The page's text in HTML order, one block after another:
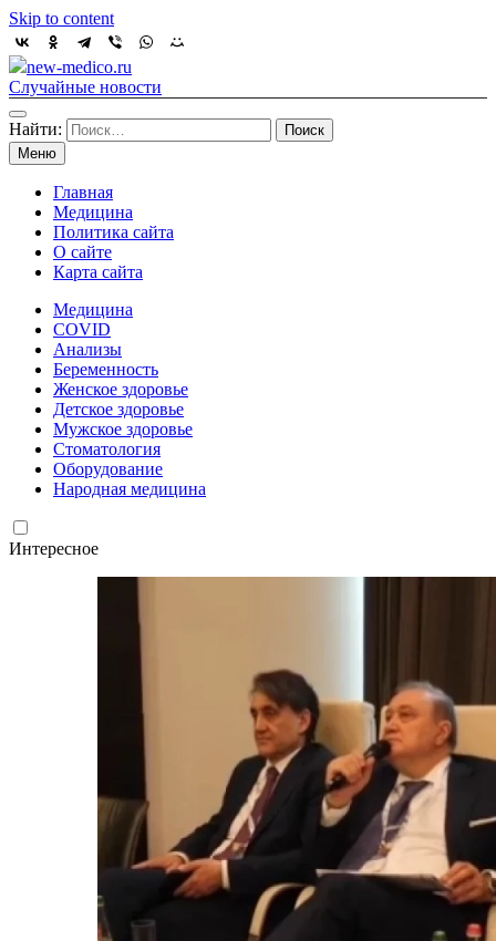
Skip to content
new-medico.ru
Случайные новости
Найти:
Меню
Главная
Медицина
Политика сайта
О сайте
Карта сайта
Медицина
COVID
Анализы
Беременность
Женское здоровье
Детское здоровье
Мужское здоровье
Стоматология
Оборудование
Народная медицина
Интересное